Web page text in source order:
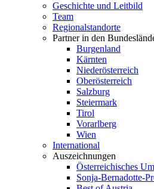
Geschichte und Leitbild
Team
Regionalstandorte
Partner in den
Burgenland
Kärnten
Niederösterreich
Oberösterreich
Salzburg
Steiermark
Tirol
Vorarlberg
Wien
International
Auszeichnungen
Österreichisches
Sonja-Bernadotte-